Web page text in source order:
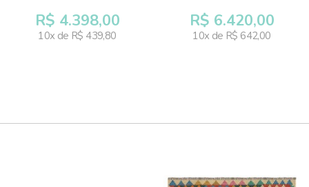
R$ 4.398,00
10x de R$ 439,80
R$ 6.420,00
10x de R$ 642,00